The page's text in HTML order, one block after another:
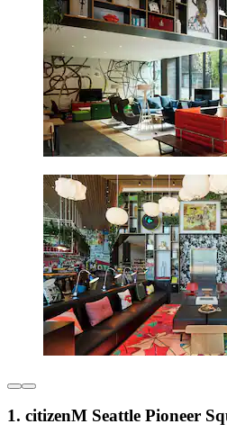
1. citizenM Seattle Pioneer